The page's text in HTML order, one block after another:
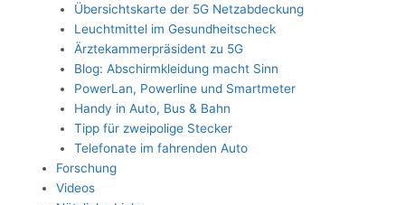
Übersichtskarte der 5G Netzabdeckung
Leuchtmittel im Gesundheitscheck
Ärztekammerpräsident zu 5G
Blog: Abschirmkleidung macht Sinn
PowerLan, Powerline und Smartmeter
Handy in Auto, Bus & Bahn
Tipp für zweipolige Stecker
Telefonate im fahrenden Auto
Forschung
Videos